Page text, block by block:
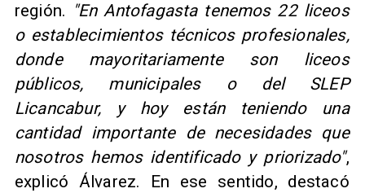
región. "En Antofagasta tenemos 22 liceos
o establecimientos técnicos profesionales,
donde mayoritariamente son liceos
públicos, municipales o del SLEP
Licancabur, y hoy están teniendo una
cantidad importante de necesidades que
nosotros hemos identificado y priorizado",
explicó Álvarez. En ese sentido, destacó